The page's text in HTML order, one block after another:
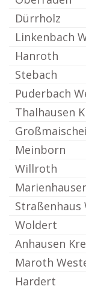
Dürrholz
Linkenbach
Hanroth
Stebach
Puderbach
Thalhausen
Meinborn
Willroth
Straßenhaus
Woldert
Anhausen
Maroth
Hardert